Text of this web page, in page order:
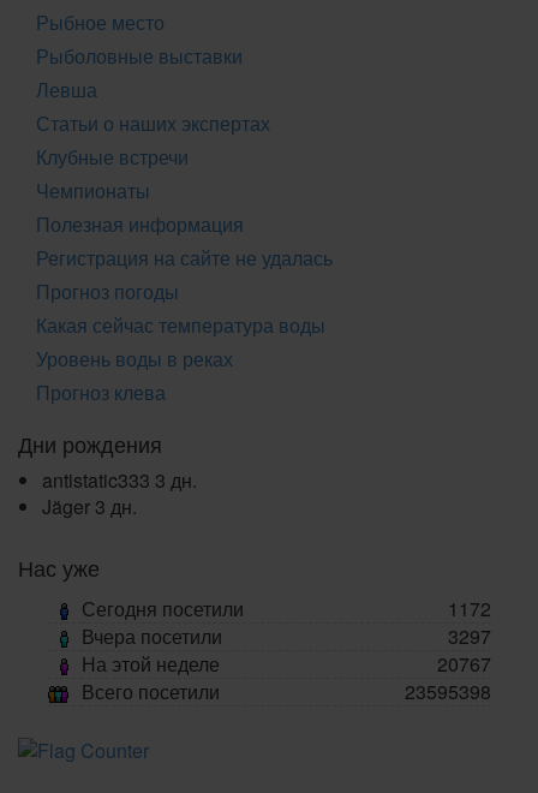
Рыбное место
Рыболовные выставки
Левша
Статьи о наших экспертах
Клубные встречи
Чемпионаты
Полезная информация
Регистрация на сайте не удалась
Прогноз погоды
Какая сейчас температура воды
Уровень воды в реках
Прогноз клева
Дни рождения
antistatic333 3 дн.
Jäger 3 дн.
Нас уже
Сегодня посетили
1172
Вчера посетили
3297
На этой неделе
20767
Всего посетили
23595398